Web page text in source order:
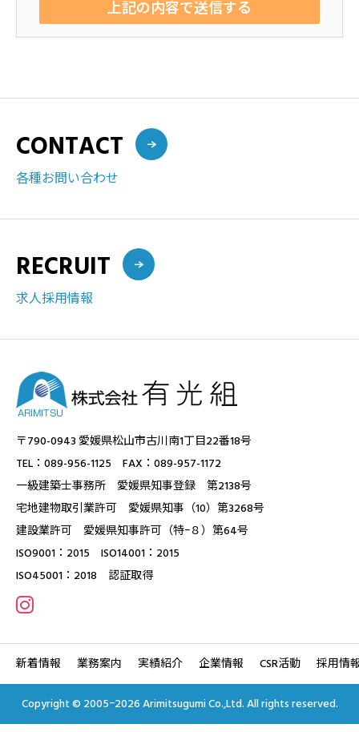
CONTACT
各種お問い合わせ
RECRUIT
求人採用情報
〒790-0943 愛媛県松山市古川南1丁目22番18号
TEL：089-956-1125 FAX：089-957-1172
一級建築士事務所 愛媛県知事登録 第2138号
宅地建物取引業許可 愛媛県知事（10）第3268号
建設業許可 愛媛県知事許可（特ｰ８）第64号
ISO9001：2015 ISO14001：2015
ISO45001：2018 認証取得
新着情報 業務案内 実績紹介 企業情報 CSR活動 採用情
Copyright © 2005ｰ2026 Arimitsugumi Co.,Ltd. All rights reserved.